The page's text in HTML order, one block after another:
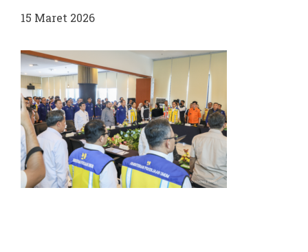
15 Maret 2026